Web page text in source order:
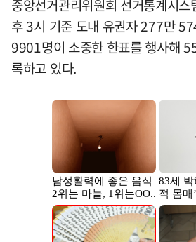
중앙선거관리위원회 선거통계시
후 3시 기준 도내 유권자 277만
9901명이 소중한 한표를 행사해
록하고 있다.